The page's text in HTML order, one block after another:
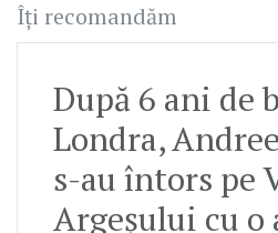
Îți recomandăm
După 6 ani de
Londra,
s-au întors pe
Argeșului cu o